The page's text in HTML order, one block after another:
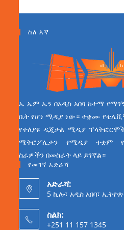
ስለ እኛ
ኤ ኤም ኤን በአዲስ አበባ ከተማ
ቤት የሆነ ሚዲያ ነው። ተቋሙ
የተለያዩ ዲጂታል ሚዲያ
ሜትሮፖሊታን የሚዲያ ተቋም
ስራዎችን በመስራት ላይ ይገኛል።
የመገኛ አድራሻ
አድራሻ:
5 ኪሎ፣ አዲስ አበባ፣
ስልክ:
+251 11 157 1345